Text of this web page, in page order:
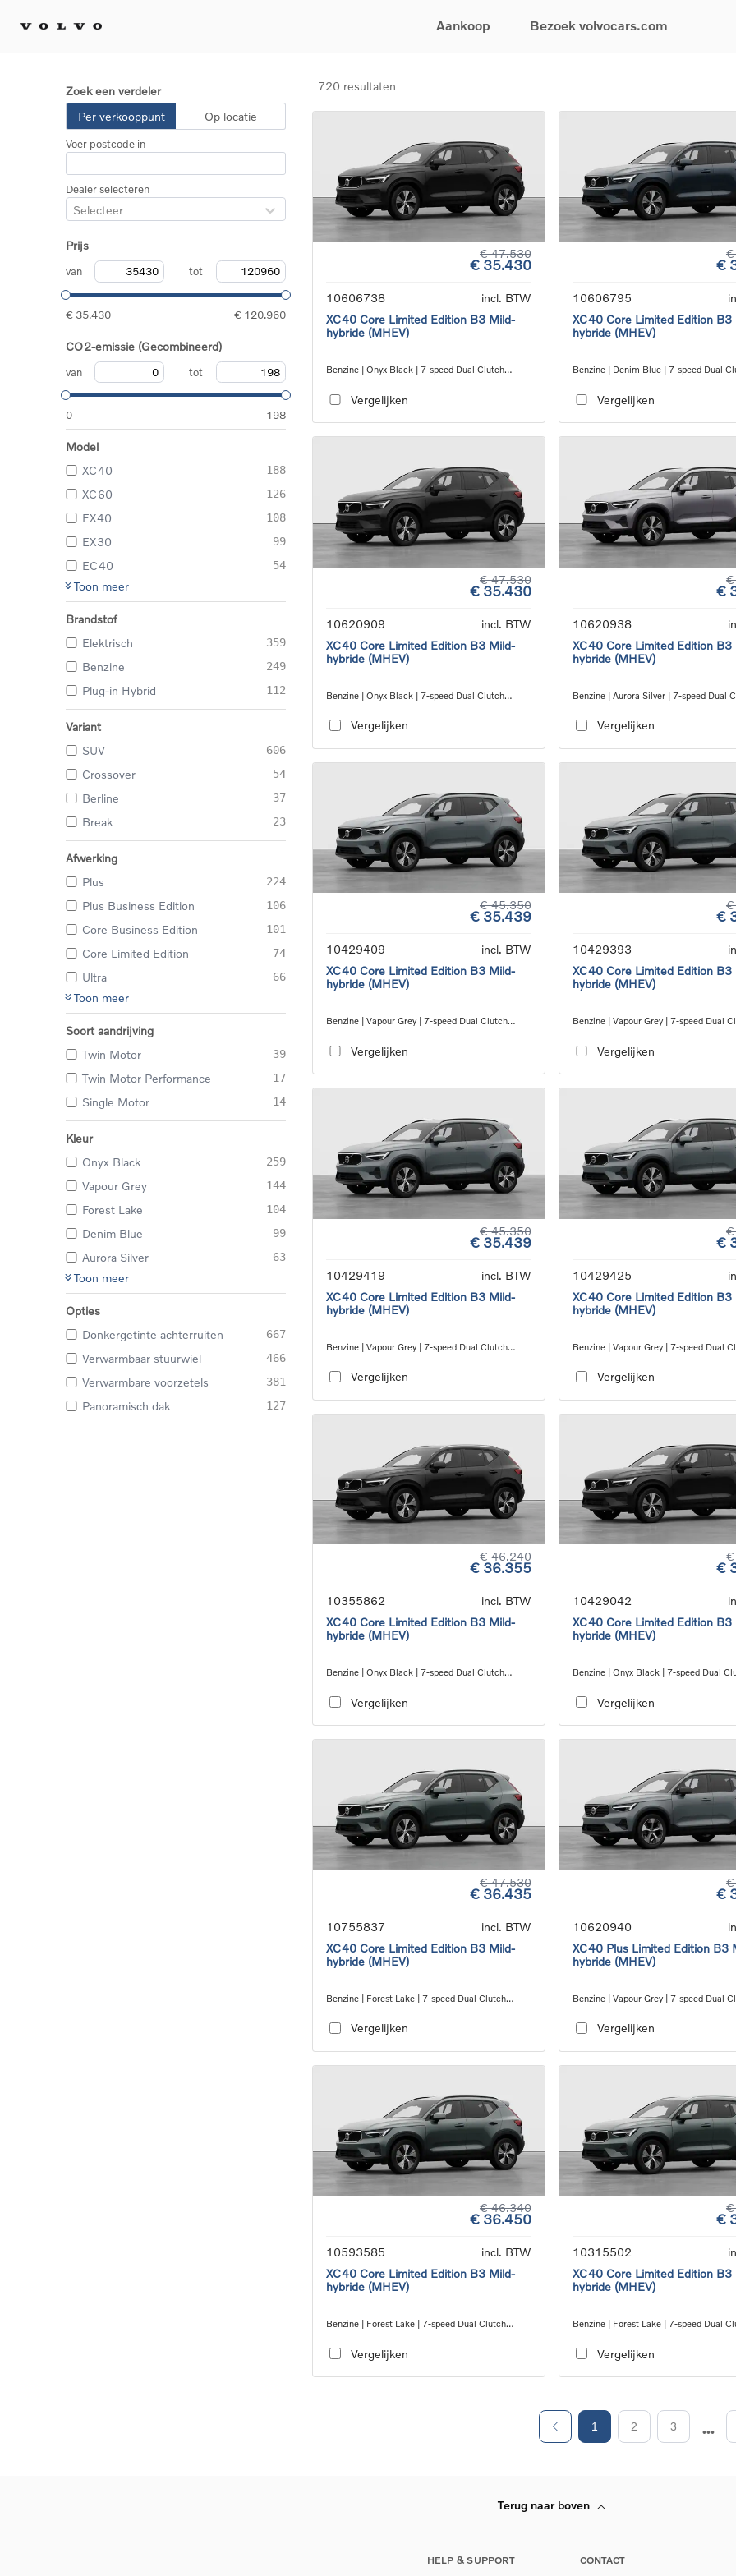
Aankoop
EX40
EC40
EX90
ES90
XC40
Plug-inhybride auto's
Mild hybrid auto's
Break
Sedan
Bezoek volvocars.com
Tijdelijke aanbiedingen
Gecertificeerde
tweedehandswagens
Fleet & Bedrijfswagens
Diplomatic & Special sales
Verzekeringen
Onderhoud &
Overname van uw
Volvo Support
Garantie
24/7
Zoek een verdeler
Per verkooppunt
Op locatie
Voer postcode in
Dealer selecteren
Selecteer
Prijs
van tot
€ 35.430 € 120.960
CO2-emissie (Gecombineerd)
van tot
0 198
Model
XC40
188
XC60 126
EX40 108
EX30 99
EC40 54
Toon meer
Brandstof
Elektrisch
359
Benzine 249
Plug-in Hybrid 112
Variant
SUV
606
Crossover 54
Berline 37
Break 23
Afwerking
Plus
224
Plus Business Edition 106
Core Business Edition 101
Core Limited Edition 74
Ultra 66
Toon meer
Soort aandrijving
Twin Motor
39
Twin Motor Performance 17
Single Motor 14
Kleur
Onyx Black
259
Vapour Grey 144
Forest Lake 104
Denim Blue 99
Aurora Silver 63
Toon meer
Opties
Donkergetinte achterruiten
667
Verwarmbaar stuurwiel 466
Verwarmbare voorzetels 381
Panoramisch dak 127
720 resultaten
€ 47.530
€ 35.430
10606738
incl. BTW
XC40 Core Limited Edition B3 Mild-
hybride (MHEV)
Benzine | Onyx Black | 7-speed Dual Clutch
Vergelijken
€
€
10606795
XC40 Core Limited Edition B3
hybride (MHEV)
Benzine | Denim Blue | 7-speed Dual
Vergelijken
€ 47.530
€ 35.430
10620909
incl. BTW
XC40 Core Limited Edition B3 Mild-
hybride (MHEV)
Benzine | Onyx Black | 7-speed Dual Clutch
Vergelijken
€
€
10620938
XC40 Core Limited Edition B3
hybride (MHEV)
Benzine | Aurora Silver | 7-speed Dual
Vergelijken
€ 45.350
€ 35.439
10429409
incl. BTW
XC40 Core Limited Edition B3 Mild-
hybride (MHEV)
Benzine | Vapour Grey | 7-speed Dual Clutch
Vergelijken
€
€
10429393
XC40 Core Limited Edition B3
hybride (MHEV)
Benzine | Vapour Grey | 7-speed Dual
Vergelijken
€ 45.350
€ 35.439
10429419
incl. BTW
XC40 Core Limited Edition B3 Mild-
hybride (MHEV)
Benzine | Vapour Grey | 7-speed Dual Clutch
Vergelijken
€
€
10429425
XC40 Core Limited Edition B3
hybride (MHEV)
Benzine | Vapour Grey | 7-speed Dual
Vergelijken
€ 46.240
€ 36.355
10355862
incl. BTW
XC40 Core Limited Edition B3 Mild-
hybride (MHEV)
Benzine | Onyx Black | 7-speed Dual Clutch
Vergelijken
€
€
10429042
XC40 Core Limited Edition B3
hybride (MHEV)
Benzine | Onyx Black | 7-speed Dual
Vergelijken
€ 47.530
€ 36.435
10755837
incl. BTW
XC40 Core Limited Edition B3 Mild-
hybride (MHEV)
Benzine | Forest Lake | 7-speed Dual Clutch
Vergelijken
€
€
10620940
XC40 Plus Limited Edition B3
hybride (MHEV)
Benzine | Vapour Grey | 7-speed Dual
Vergelijken
€ 46.340
€ 36.450
10593585
incl. BTW
XC40 Core Limited Edition B3 Mild-
hybride (MHEV)
Benzine | Forest Lake | 7-speed Dual Clutch
Vergelijken
€
€
10315502
XC40 Core Limited Edition B3
hybride (MHEV)
Benzine | Forest Lake | 7-speed Dual
Vergelijken
1 2 3
Terug naar boven
HELP & SUPPORT CONTACT